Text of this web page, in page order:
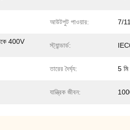
আউটপুট পাওয়ার: 7/
400V
স্ট্যান্ডার্ড:
তারের দৈর্ঘ্য: 5 মি
যান্ত্রিক জীবন: